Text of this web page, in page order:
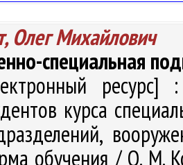
Олег Михайлович
специальная
ресурс]
курса
обучения / О. М.